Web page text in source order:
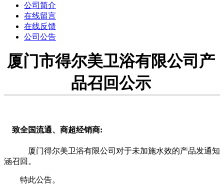
公司简介
在线留言
在线反馈
公司公告
厦门市得尔美卫浴有限公司产
品召回公示
致全国流通、商超经销商:
厦门得尔美卫浴有限公司对于未加施水效的产品发通知
涵召回。
特此公告。